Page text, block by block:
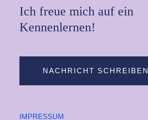
Ich freue mich auf ein
Kennenlernen!
NACHRICHT SCHREIBEN
IMPRESSUM